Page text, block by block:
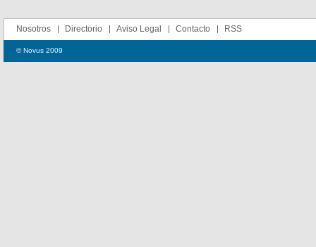
Nosotros Directorio Aviso Legal Contacto RSS
© Novus 2009